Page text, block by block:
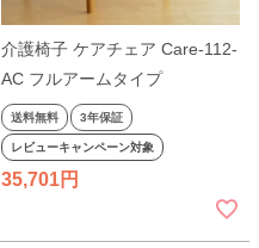
介護椅子 ケアチェア Care-112-
AC フルアームタイプ
送料無料 3年保証
レビューキャンペーン対象
35,701